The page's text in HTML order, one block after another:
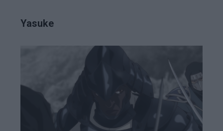
Yasuke